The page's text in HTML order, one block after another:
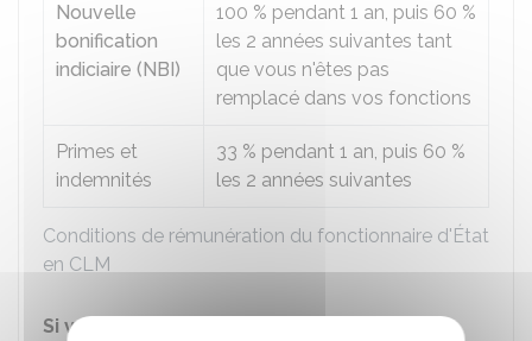
Conditions de rémunération du fonctionnaire d'État
en CLM
Nouvelle
bonification
indiciaire (NBI)
100 % pendant 1 an, puis 60 %
les 2 années suivantes tant
que vous n'êtes pas
remplacé dans vos fonctions
Primes et
indemnités
33 % pendant 1 an, puis 60 %
les 2 années suivantes
Si vous êtes placé en CLM à la suite d'une